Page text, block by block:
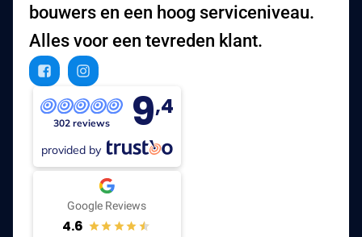
bouwers en een hoog serviceniveau.
Alles voor een tevreden klant.
302 reviews 9,4
provided by
Google Reviews
4.6